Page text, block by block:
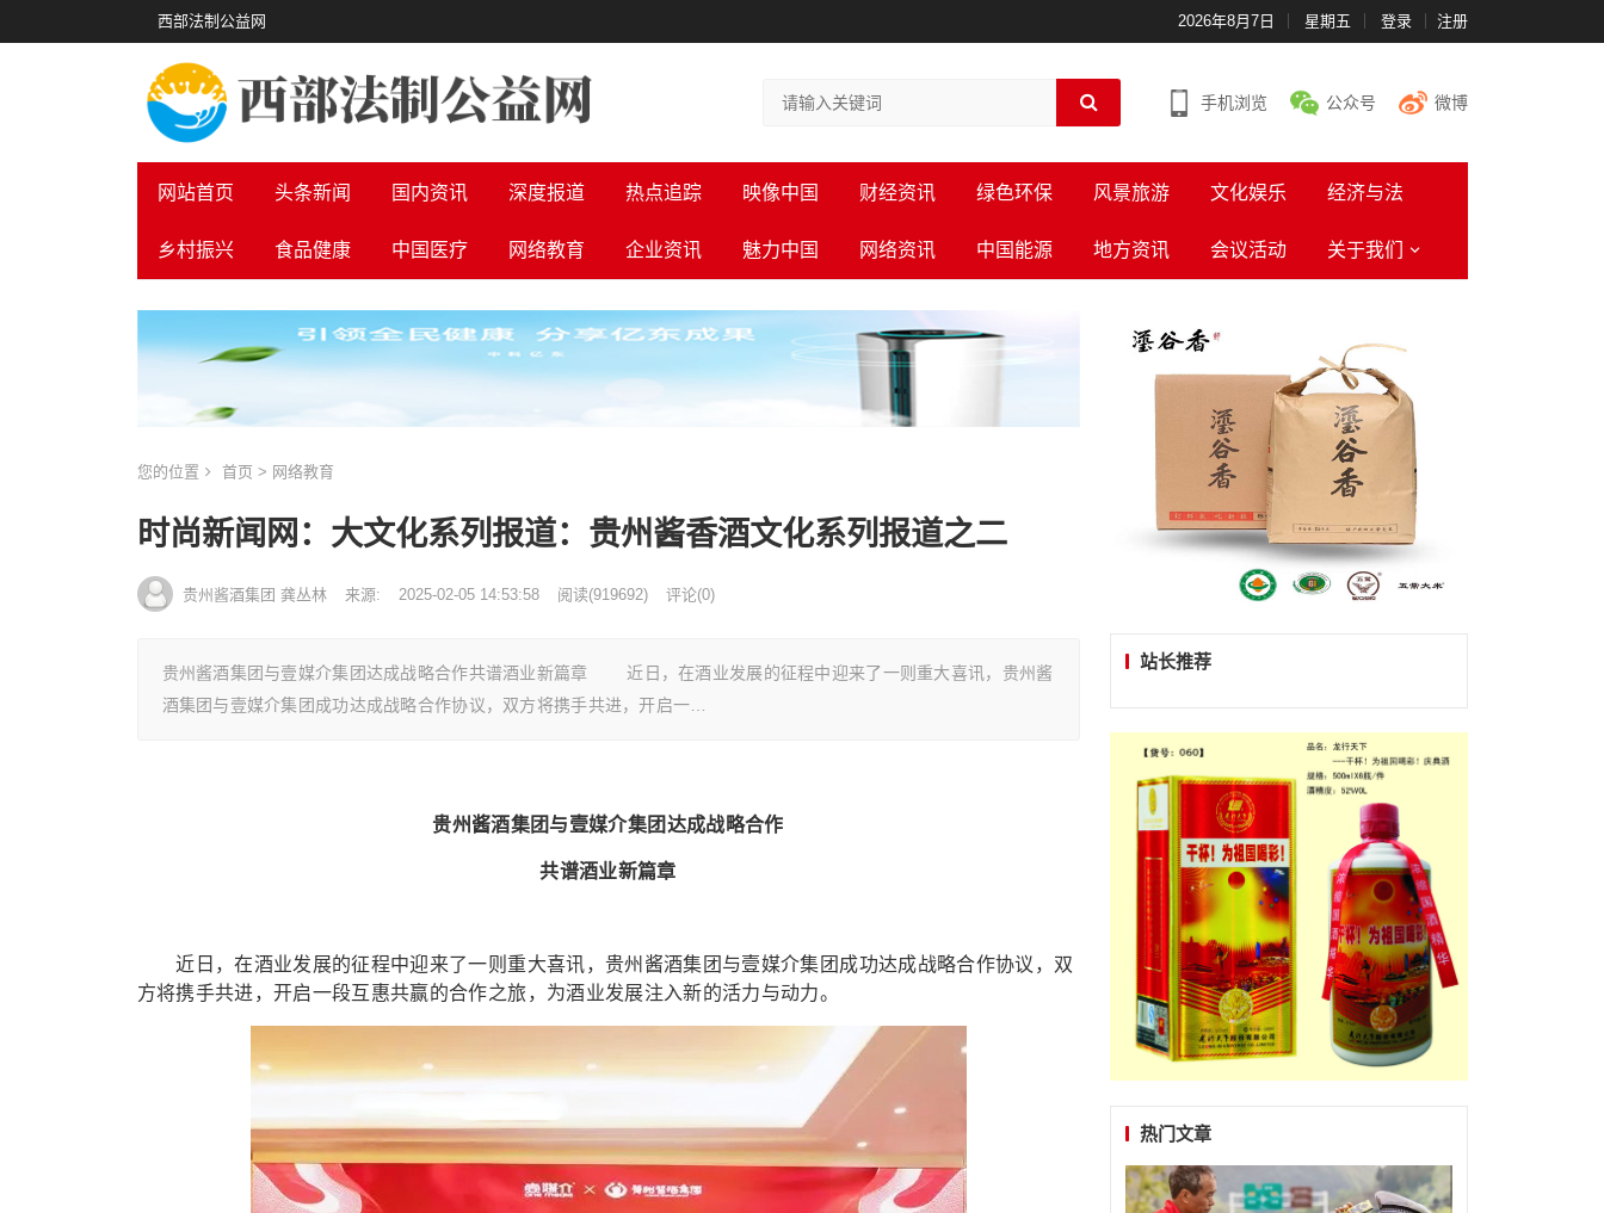
西部法制公益网 2026年8月7日 星期五 登录 注册
手机浏览 公众号 微博
网站首页 头条新闻 国内资讯 深度报道 热点追踪 映像中国 财经资讯 绿色环保 风景旅游 文化娱乐 经济与法
乡村振兴 食品健康 中国医疗 网络教育 企业资讯 魅力中国 网络资讯 中国能源 地方资讯 会议活动 关于我们
您的位置 首页 > 网络教育
时尚新闻网：大文化系列报道：贵州酱香酒文化系列报道之二
贵州酱酒集团 龚丛林 来源: 2025-02-05 14:53:58 阅读(919692) 评论(0)
贵州酱酒集团与壹媒介集团达成战略合作共谱酒业新篇章 近日，在酒业发展的征程中迎来了一则重大喜讯，贵州酱
酒集团与壹媒介集团成功达成战略合作协议，双方将携手共进，开启一…
贵州酱酒集团与壹媒介集团达成战略合作
共谱酒业新篇章
近日，在酒业发展的征程中迎来了一则重大喜讯，贵州酱酒集团与壹媒介集团成功达成战略合作协议，双
方将携手共进，开启一段互惠共赢的合作之旅，为酒业发展注入新的活力与动力。
站长推荐
热门文章